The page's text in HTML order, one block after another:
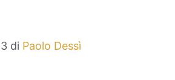
di Paolo Dessì